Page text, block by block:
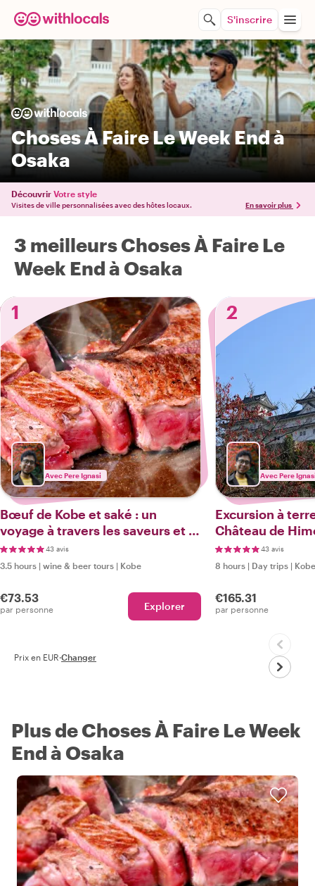
S'inscrire
Choses À Faire Le Week End à
Osaka
Découvrir Votre style
Visites de ville personnalisées avec des hôtes locaux. En savoir plus
3 meilleurs Choses À Faire Le
Week End à Osaka
1
Avec Pere Ignasi
Bœuf de Kobe et saké : un
voyage à travers les saveurs et la
tradition43 avis
3.5 hours | wine & beer tours | Kobe
€73.53
par personne Explorer
2
Avec Pere
Excursion à
Château de
Kobe
43 avis
8 hours | Day trips | Kobe
€165.31
par personne
Prix en EUR·Changer
Plus de Choses À Faire Le Week
End à Osaka